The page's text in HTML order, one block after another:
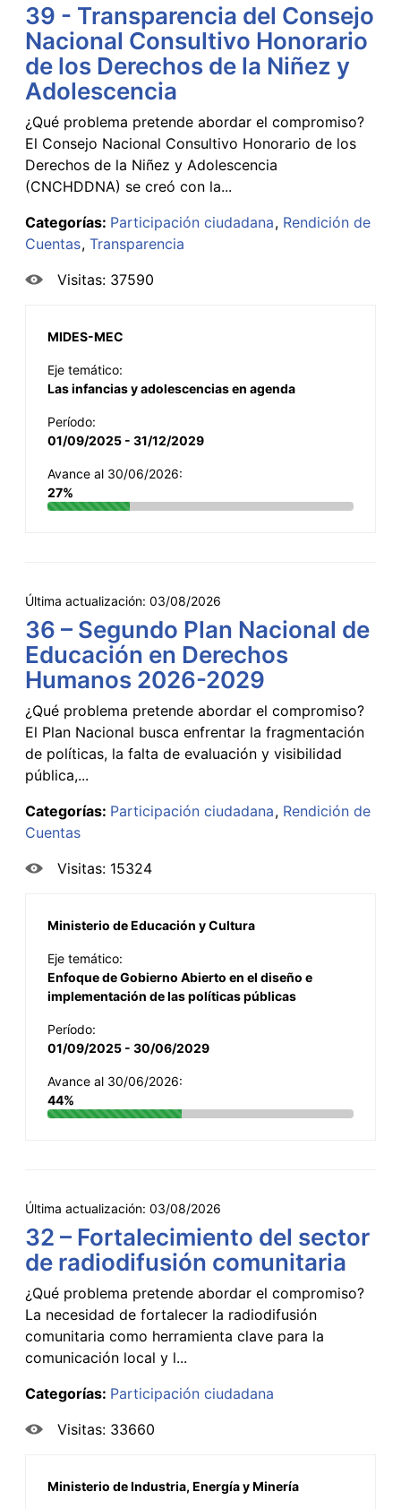
39 - Transparencia del Consejo
Nacional Consultivo Honorario
de los Derechos de la Niñez y
Adolescencia
¿Qué problema pretende abordar el compromiso?
El Consejo Nacional Consultivo Honorario de los
Derechos de la Niñez y Adolescencia
(CNCHDDNA) se creó con la...
Categorías: Participación ciudadana Rendición de
Cuentas Transparencia
Visitas: 37590
MIDES-MEC
Eje temático:
Las infancias y adolescencias en agenda
Período:
01/09/2025 - 31/12/2029
Avance al 30/06/2026:
27%
Última actualización: 03/08/2026
36 – Segundo Plan Nacional de
Educación en Derechos
Humanos 2026-2029
¿Qué problema pretende abordar el compromiso?
El Plan Nacional busca enfrentar la fragmentación
de políticas, la falta de evaluación y visibilidad
pública,...
Categorías: Participación ciudadana Rendición de
Cuentas
Visitas: 15324
Ministerio de Educación y Cultura
Eje temático:
Enfoque de Gobierno Abierto en el diseño e
implementación de las políticas públicas
Período:
01/09/2025 - 30/06/2029
Avance al 30/06/2026:
44%
Última actualización: 03/08/2026
32 – Fortalecimiento del sector
de radiodifusión comunitaria
¿Qué problema pretende abordar el compromiso?
La necesidad de fortalecer la radiodifusión
comunitaria como herramienta clave para la
comunicación local y l...
Categorías: Participación ciudadana
Visitas: 33660
Ministerio de Industria, Energía y Minería